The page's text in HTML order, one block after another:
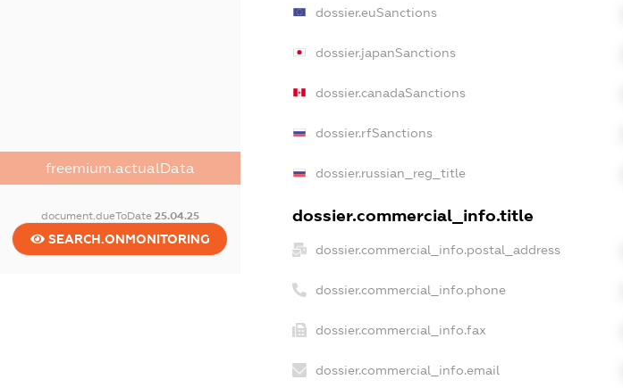
freemium.actualData
document.dueToDate 25.04.25
SEARCH.ONMONITORING
dossier.euSanctions
dossier.japanSanctions
dossier.canadaSanctions
dossier.rfSanctions
dossier.russian_reg_title
dossier.commercial_info.title
dossier.commercial_info.postal_address
dossier.commercial_info.phone
dossier.commercial_info.fax
dossier.commercial_info.email